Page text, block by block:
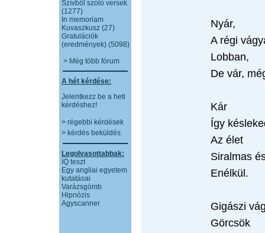
Szívből szóló versek
(1277)
In memoriam
Kuvaszkusz (27)
Gratulációk
(eredmények) (5098)
> Még több fórum
A hét kérdése:
Jelentkezz be a heti
kérdéshez!
> régebbi kérdések
> kérdés beküldés
Legolvasottabbak:
IQ teszt
Egy angliai egyetem
kutatásai
Varázsgömb
Hipnózis
Agyscanner
Nyár,
A régi
Lobban,
De vár,
Kár
Így
Az élet
Siralmas
Enélkül.
Gigászi
Görcsök